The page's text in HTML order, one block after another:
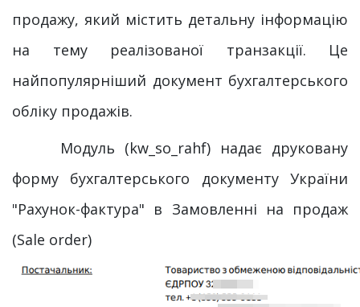
продажу, який містить детальну інформацію
на тему реалізованої транзакції. Це
найпопулярніший документ бухгалтерського
обліку продажів.
Модуль (kw_so_rahf) надає друковану
форму бухгалтерського документу України
"Рахунок-фактура" в Замовленні на продаж
(Sale order)